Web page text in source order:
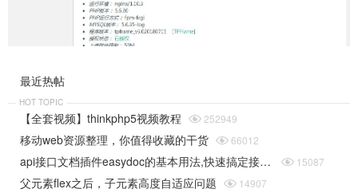
最近热帖
HOT TOPIC
【全套视频】thinkphp5视频教程  252949
移动web资源整理，你值得收藏的干货  66012
api接口文档插件easydoc的基本用法,快速搞定接口文档  15087
父元素flex之后，子元素高度自适应问题  14907